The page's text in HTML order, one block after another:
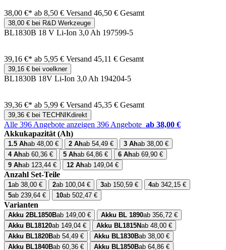
38,00 €* ab 8,50 € Versand 46,50 € Gesamt
38,00 € bei R&D Werkzeuge
BL1830B 18 V Li-Ion 3,0 Ah 197599-5
39,16 €* ab 5,95 € Versand 45,11 € Gesamt
39,16 € bei voelkner
BL1830B 18V Li-Ion 3,0 Ah 194204-5
39,36 €* ab 5,99 € Versand 45,35 € Gesamt
39,36 € bei TECHNIKdirekt
Alle 396 Angebote anzeigen 396 Angebote ab 38,00 €
Akkukapazität (Ah)
1.5 Ahab 48,00 € 2 Ahab 54,49 € 3 Ahab 38,00 €
4 Ahab 60,36 € 5 Ahab 64,86 € 6 Ahab 69,90 €
9 Ahab 123,44 € 12 Ahab 149,04 €
Anzahl Set-Teile
1ab 38,00 € 2ab 100,04 € 3ab 150,59 € 4ab 342,15 €
5ab 239,64 € 10ab 502,47 €
Varianten
Akku 2BL1850Bab 149,00 € Akku BL 1890ab 356,72 €
Akku BL18120ab 149,04 € Akku BL1815Nab 48,00 €
Akku BL1820Bab 54,49 € Akku BL1830Bab 38,00 €
Akku BL1840Bab 60,36 € Akku BL1850Bab 64,86 €